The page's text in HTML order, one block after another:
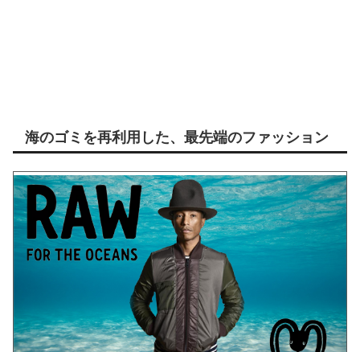
海のゴミを再利用した、最先端のファッション